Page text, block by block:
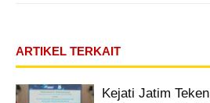
ARTIKEL TERKAIT
Kejati Jatim